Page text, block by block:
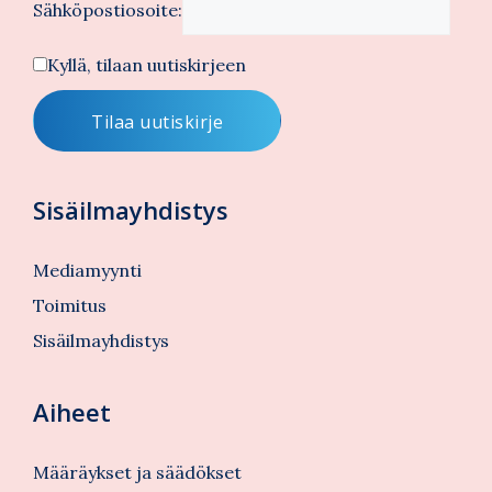
Sähköpostiosoite:
Kyllä, tilaan uutiskirjeen
Sisäilmayhdistys
Mediamyynti
Toimitus
Sisäilmayhdistys
Aiheet
Määräykset ja säädökset